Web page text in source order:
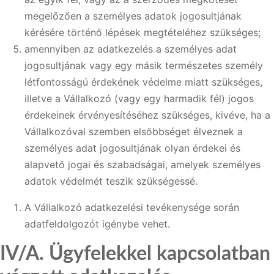
megelőzően a személyes adatok jogosultjának
kérésére történő lépések megtételéhez szükséges;
amennyiben az adatkezelés a személyes adat
jogosultjának vagy egy másik természetes személy
létfontosságú érdekének védelme miatt szükséges,
illetve a Vállalkozó (vagy egy harmadik fél) jogos
érdekeinek érvényesítéséhez szükséges, kivéve, ha a
Vállalkozóval szemben elsőbbséget élveznek a
személyes adat jogosultjának olyan érdekei és
alapvető jogai és szabadságai, amelyek személyes
adatok védelmét teszik szükségessé.
A Vállalkozó adatkezelési tevékenysége során
adatfeldolgozót igénybe vehet.
IV/A. Ügyfelekkel kapcsolatban